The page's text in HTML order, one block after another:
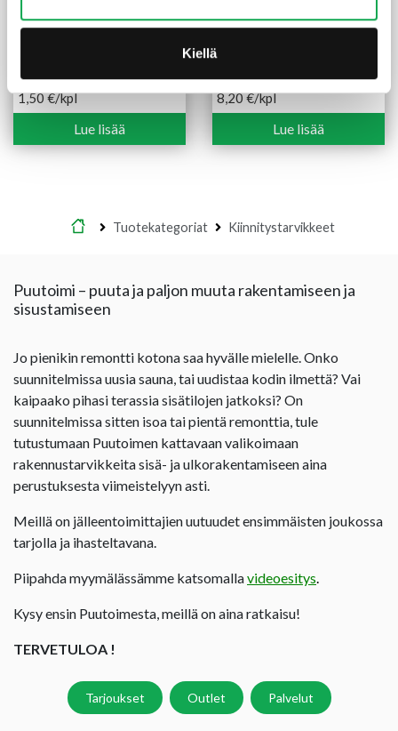
Kiellä
mm sinkitty vahvistettu
1,50€/kpl
Lue lisää
Teräsjalka kiilamalli
71x71x750 mm sinkitty
8,20€/kpl
Lue lisää
Etusivu
Tuotekategoriat Kiinnitystarvikkeet
Puutoimi – puuta ja paljon muuta rakentamiseen ja
sisustamiseen
Jo pienikin remontti kotona saa hyvälle mielelle. Onko
suunnitelmissa uusia sauna, tai uudistaa kodin ilmettä? Vai
kaipaako pihasi terassia sisätilojen jatkoksi? On
suunnitelmissa sitten isoa tai pientä remonttia, tule
tutustumaan Puutoimen kattavaan valikoimaan
rakennustarvikkeita sisä- ja ulkorakentamiseen aina
perustuksesta viimeistelyyn asti.
Meillä on jälleentoimittajien uutuudet ensimmäisten joukossa
tarjolla ja ihasteltavana.
Piipahda myymälässämme katsomallavideoesitys
Kysy ensin Puutoimesta, meillä on aina ratkaisu!
TERVETULOA !
Tarjoukset Outlet Palvelut